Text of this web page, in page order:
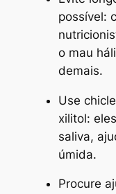
possível:
o mau
demais.
Use
xilitol:
saliva,
úmida.
Procure